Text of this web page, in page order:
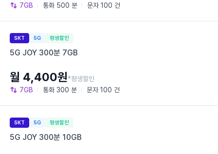
7GB 통화 500 분 문자 100 건
SKT 5G 평생할인
5G JOY 300분 7GB
7GB 통화 300 분 문자 100 건
월 4,400원*평생할인
SKT 5G 평생할인
5G JOY 300분 10GB